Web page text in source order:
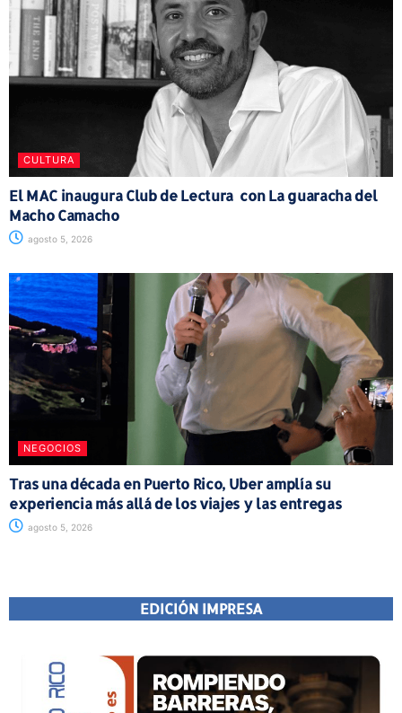
CULTURA
El MAC inaugura Club de Lectura con La guaracha del
Macho Camacho
agosto 5, 2026
NEGOCIOS
Tras una década en Puerto Rico, Uber amplía su
experiencia más allá de los viajes y las entregas
agosto 5, 2026
EDICIÓN IMPRESA